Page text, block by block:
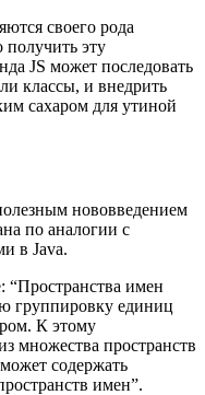
своего рода
эту
JS может последовать
классы, и внедрить
сахаром для утиной
нововведением
по аналогии с
в Java.
“Пространства имен
группировку единиц
К этому
множества пространств
содержать
имен”.